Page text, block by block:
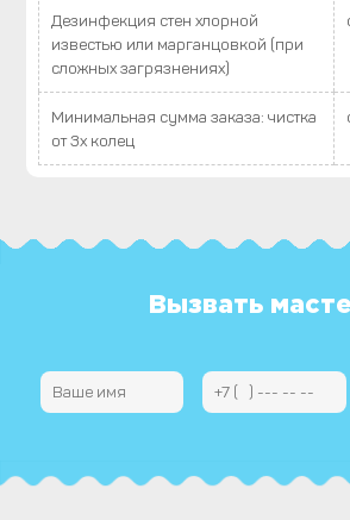
Дезинфекция стен хлорной
известью или марганцовкой (при
сложных загрязнениях)
Минимальная сумма заказа: чистка
от 3х колец
Вызвать